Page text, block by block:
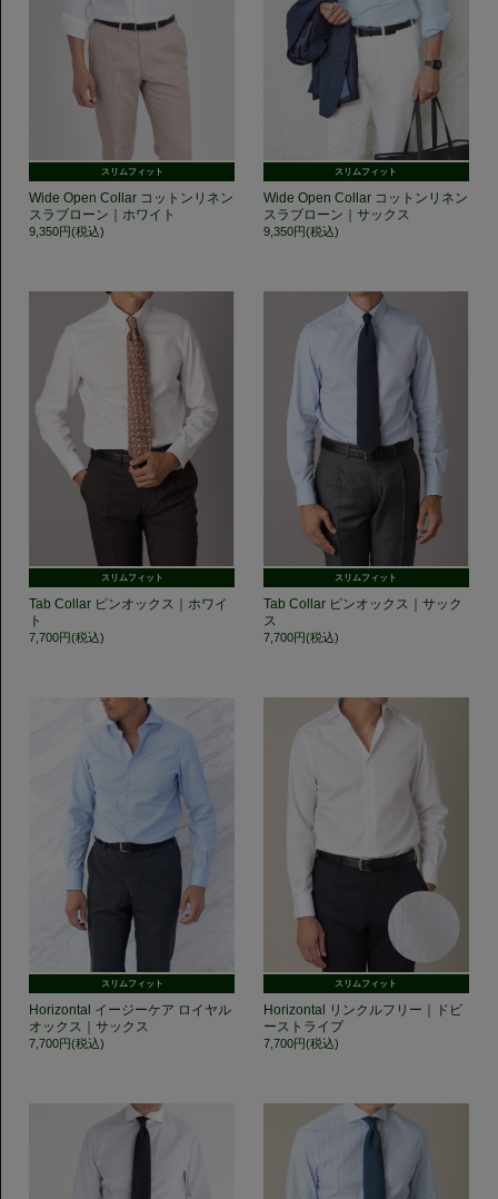
スリムフィット
Wide Open Collar コットンリネン
スラブローン｜ホワイト
9,350円(税込)
スリムフィット
Wide Open Collar コットンリネン
スラブローン｜サックス
9,350円(税込)
スリムフィット
Tab Collar ピンオックス｜ホワイ
ト
7,700円(税込)
スリムフィット
Tab Collar ピンオックス｜サック
ス
7,700円(税込)
スリムフィット
Horizontal イージーケア ロイヤル
オックス｜サックス
7,700円(税込)
スリムフィット
Horizontal リンクルフリー｜ドビ
ーストライプ
7,700円(税込)